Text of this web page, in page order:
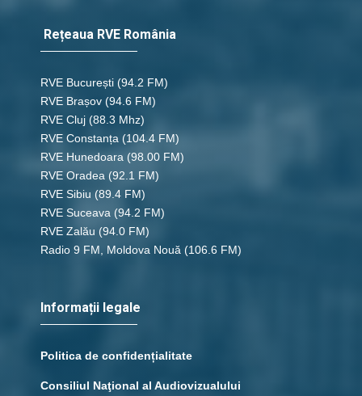
Rețeaua RVE România
RVE București (94.2 FM)
RVE Brașov (94.6 FM)
RVE Cluj (88.3 Mhz)
RVE Constanța (104.4 FM)
RVE Hunedoara (98.00 FM)
RVE Oradea (92.1 FM)
RVE Sibiu (89.4 FM)
RVE Suceava (94.2 FM)
RVE Zalău (94.0 FM)
Radio 9 FM, Moldova Nouă (106.6 FM)
Informații legale
Politica de confidențialitate
Consiliul Naţional al Audiovizualului